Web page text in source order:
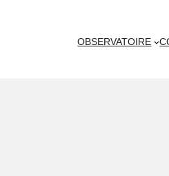
OBSERVATOIRE